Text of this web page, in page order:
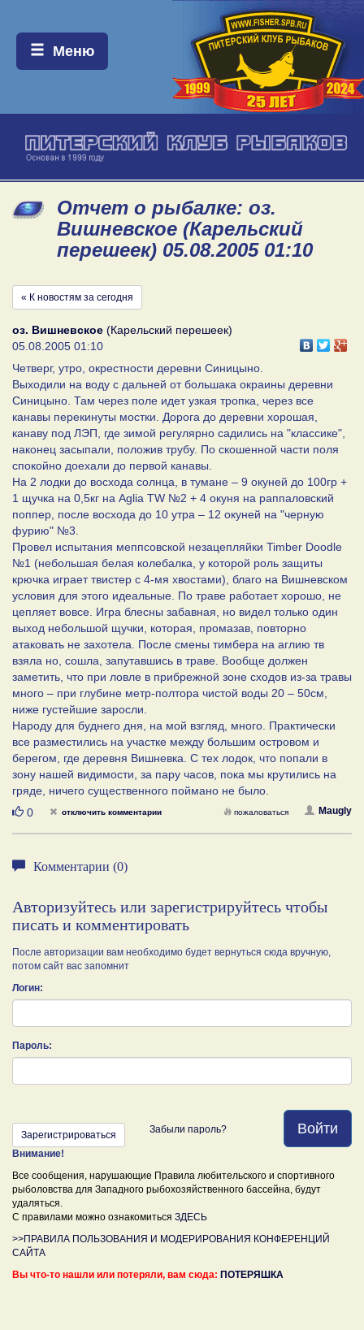
Меню:
Меню
Отчет о рыбалке: оз.
Вишневское (Карельский
перешеек) 05.08.2005 01:10
« К новостям за сегодня
оз. Вишневское (Карельский перешеек)
05.08.2005 01:10
Четверг, утро, окрестности деревни Синицыно.
Выходили на воду с дальней от большака окраины деревни
Синицыно. Там через поле идет узкая тропка, через все
канавы перекинуты мостки. Дорога до деревни хорошая,
канаву под ЛЭП, где зимой регулярно садились на "классике",
наконец засыпали, положив трубу. По скошенной части поля
спокойно доехали до первой канавы.
На 2 лодки до восхода солнца, в тумане – 9 окуней до 100гр +
1 щучка на 0,5кг на Aglia TW №2 + 4 окуня на раппаловский
поппер, после восхода до 10 утра – 12 окуней на "черную
фурию" №3.
Провел испытания меппсовской незацепляйки Timber Doodle
№1 (небольшая белая колебалка, у которой роль защиты
крючка играет твистер с 4-мя хвостами), благо на Вишневском
условия для этого идеальные. По траве работает хорошо, не
цепляет вовсе. Игра блесны забавная, но видел только один
выход небольшой щучки, которая, промазав, повторно
атаковать не захотела. После смены тимбера на аглию тв
взяла но, сошла, запутавшись в траве. Вообще должен
заметить, что при ловле в прибрежной зоне сходов из-за травы
много – при глубине метр-полтора чистой воды 20 – 50см,
ниже густейшие заросли.
Народу для буднего дня, на мой взгляд, много. Практически
все разместились на участке между большим островом и
берегом, где деревня Вишневка. С тех лодок, что попали в
зону нашей видимости, за пару часов, пока мы крутились на
гряде, ничего существенного поймано не было.
Нравится
0 отключить комментарии Maugly
пожаловаться
Комментарии (0)
Авторизуйтесь или зарегистрируйтесь чтобы
писать и комментировать
После авторизации вам необходимо будет вернуться сюда вручную,
потом сайт вас запомнит
Логин:
Пароль:
Войти
Зарегистрироваться Забыли пароль?
Внимание!
Все сообщения, нарушающие Правила любительского и спортивного
рыболовства для Западного рыбохозяйственного бассейна, будут
удаляться.
С правилами можно ознакомиться ЗДЕСЬ
>>ПРАВИЛА ПОЛЬЗОВАНИЯ И МОДЕРИРОВАНИЯ КОНФЕРЕНЦИЙ
САЙТА
Вы что-то нашли или потеряли, вам сюда: ПОТЕРЯШКА